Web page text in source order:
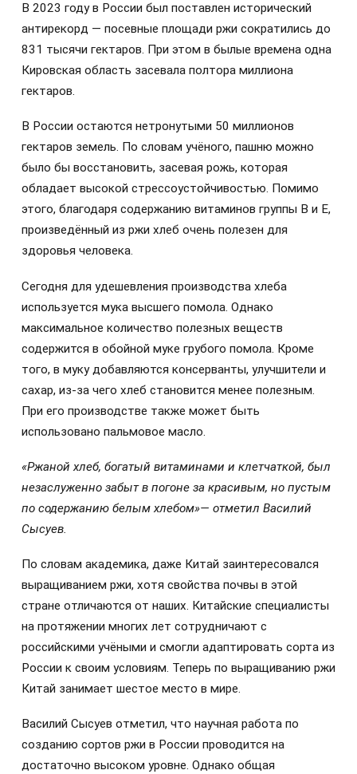
В 2023 году в России был поставлен исторический
антирекорд — посевные площади ржи сократились до
831 тысячи гектаров. При этом в былые времена одна
Кировская область засевала полтора миллиона
гектаров.
В России остаются нетронутыми 50 миллионов
гектаров земель. По словам учёного, пашню можно
было бы восстановить, засевая рожь, которая
обладает высокой стрессоустойчивостью. Помимо
этого, благодаря содержанию витаминов группы В и Е,
произведённый из ржи хлеб очень полезен для
здоровья человека.
Сегодня для удешевления производства хлеба
используется мука высшего помола. Однако
максимальное количество полезных веществ
содержится в обойной муке грубого помола. Кроме
того, в муку добавляются консерванты, улучшители и
сахар, из-за чего хлеб становится менее полезным.
При его производстве также может быть
использовано пальмовое масло.
«Ржаной хлеб, богатый витаминами и клетчаткой, был
незаслуженно забыт в погоне за красивым, но пустым
по содержанию белым хлебом»— отметил Василий
Сысуев.
По словам академика, даже Китай заинтересовался
выращиванием ржи, хотя свойства почвы в этой
стране отличаются от наших. Китайские специалисты
на протяжении многих лет сотрудничают с
российскими учёными и смогли адаптировать сорта из
России к своим условиям. Теперь по выращиванию ржи
Китай занимает шестое место в мире.
Василий Сысуев отметил, что научная работа по
созданию сортов ржи в России проводится на
достаточно высоком уровне. Однако общая